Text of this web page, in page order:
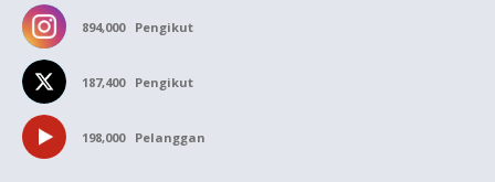
894,000 Pengikut
187,400 Pengikut
198,000 Pelanggan